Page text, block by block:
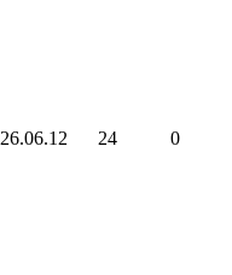
26.06.12 24 0